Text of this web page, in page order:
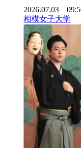
2026.07.03
相模女子大学